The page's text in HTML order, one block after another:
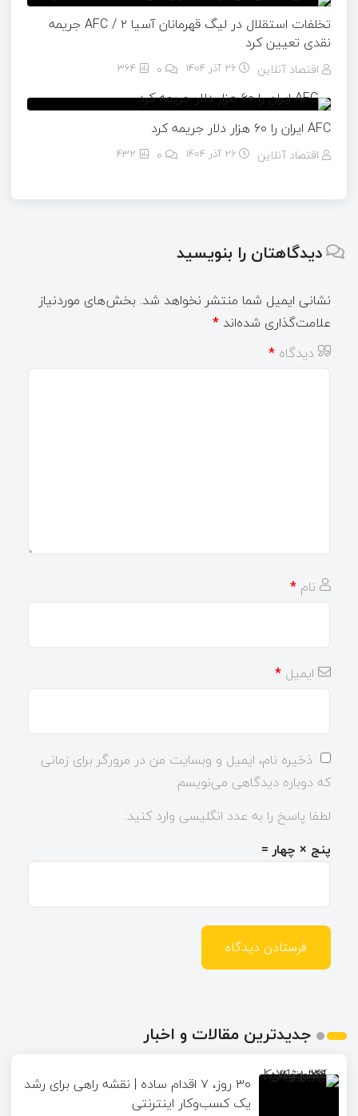
تخلفات استقلال در لیگ قهرمانان آسیا ۲ / AFC جریمه
نقدی تعیین کرد
اقتصاد آنلاین 26 آذر 1404 364
AFC ایران را ۶۰ هزار دلار جریمه کرد
اقتصاد آنلاین 26 آذر 1404 432
دیدگاهتان را بنویسید
نشانی ایمیل شما منتشر نخواهد شد. بخش‌های موردنیاز
علامت‌گذاری شده‌اند *
دیدگاه *
نام *
ایمیل *
ذخیره نام، ایمیل و وبسایت من در مرورگر برای زمانی
که دوباره دیدگاهی می‌نویسم.
لطفا پاسخ را به عدد انگلیسی وارد کنید:
پنج × چهار =
جدیدترین مقالات و اخبار
۳۰ روز، ۷ اقدام ساده | نقشه راهی برای رشد
یک کسب‌وکار اینترنتی